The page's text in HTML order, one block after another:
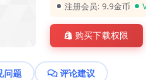
注册会员:9.9金币
购买下载权限
问题 评论建议